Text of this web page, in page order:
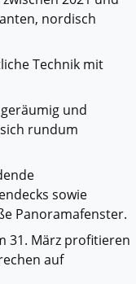
nordisch
Technik mit
und
rundum
sowie
Panoramafenster.
31. März profitieren
auf